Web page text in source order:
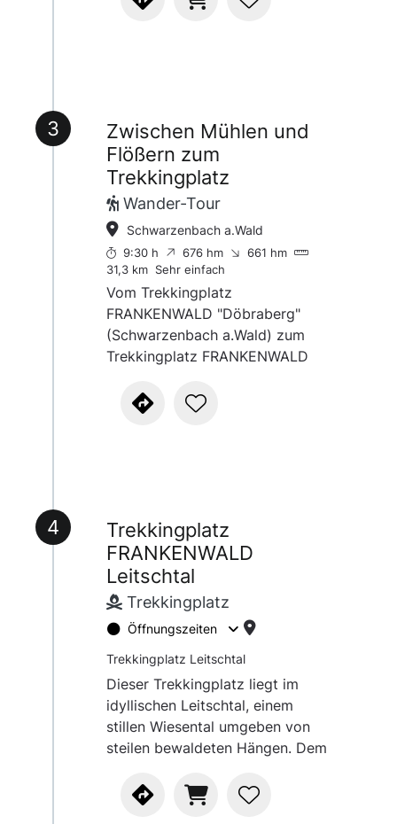
Weitere Routenideen gibt es hier:
FrankenwaldSteig und
Frankenweg.
3
Zwischen Mühlen und
Flößern zum
Trekkingplatz
Wander-Tour
Schwarzenbach a.Wald
9:30 h 676 hm
661 hm
31,3 km Sehr einfach
Vom Trekkingplatz
FRANKENWALD "Döbraberg"
(Schwarzenbach a.Wald) zum
Trekkingplatz FRANKENWALD
4
Trekkingplatz
FRANKENWALD
Leitschtal
Trekkingplatz
Öffnungszeiten
Trekkingplatz Leitschtal
Dieser Trekkingplatz liegt im
idyllischen Leitschtal, einem
stillen Wiesental umgeben von
steilen bewaldeten Hängen. Dem
Trekkingplatz ganz nah und die